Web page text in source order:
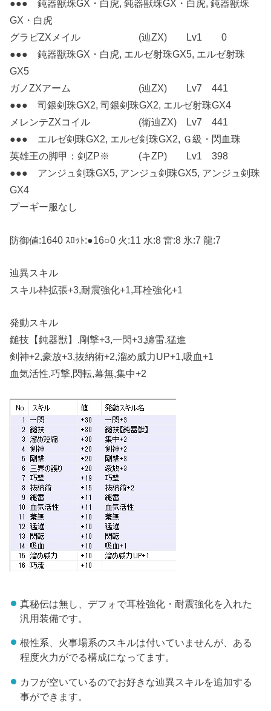
●●● 鈍器獣珠GX・白虎, 鈍器獣珠GX・白虎, 鈍器獣珠
GX・白虎
グラビZXメイル (辿ZX) Lv1 0
●●● 鈍器獣珠GX・白虎, エルゼ射珠GX5, エルゼ射珠
GX5
ガノZXアーム (辿ZX) Lv7 441
●●● 司銀剣珠GX2, 司銀剣珠GX2, エルゼ射珠GX4
メレンテZXコイル (衛辿ZX) Lv7 441
●●● エルゼ剣珠GX2, エルゼ剣珠GX2, Ｇ級・閃血珠
英雄王の脚甲：剣ZP※ (キZP) Lv1 398
●●● アンジュ剣珠GX5, アンジュ剣珠GX5, アンジュ剣珠
GX4
プーギー服なし
防御値:1640 ｽﾛｯﾄ:●16○0 火:11 水:8 雷:8 氷:7 龍:7
辿異スキル
スキル枠拡張+3,耐震強化+1,耳栓強化+1
発動スキル
鎚技【鈍器獣】,剛撃+3,一閃+3,纏雷,猛進
剣神+2,豪放+3,抜納術+2,溜め威力UP+1,吸血+1
血気活性,巧撃,閃転,幕無,集中+2
真秘伝は無し、デフォで耳栓強化・耐震強化を入れた
汎用装備です。
根性系、火事場系のスキルは付いていませんが、ある
程度火力がでる構成になってます。
カフが空いているのでお好きな辿異スキルを追加する
事ができます。